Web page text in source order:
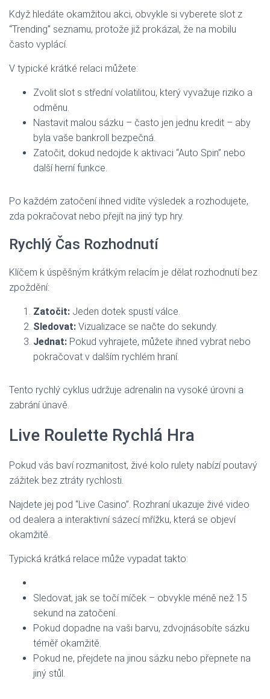
Když hledáte okamžitou akci, obvykle si vyberete slot z
“Trending” seznamu, protože již prokázal, že na mobilu
často vyplácí.
V typické krátké relaci můžete:
Zvolit slot s střední volatilitou, který vyvažuje riziko a
odměnu.
Nastavit malou sázku – často jen jednu kredit – aby
byla vaše bankroll bezpečná.
Zatočit, dokud nedojde k aktivaci “Auto Spin” nebo
další herní funkce.
Po každém zatočení ihned vidíte výsledek a rozhodujete,
zda pokračovat nebo přejít na jiný typ hry.
Rychlý Čas Rozhodnutí
Klíčem k úspěšným krátkým relacím je dělat rozhodnutí bez
zpoždění:
Zatočit: Jeden dotek spustí válce.
Sledovat: Vizualizace se načte do sekundy.
Jednat: Pokud vyhrajete, můžete ihned vybrat nebo
pokračovat v dalším rychlém hraní.
Tento rychlý cyklus udržuje adrenalin na vysoké úrovni a
zabrání únavě.
Live Roulette Rychlá Hra
Pokud vás baví rozmanitost, živé kolo rulety nabízí poutavý
zážitek bez ztráty rychlosti.
Najdete jej pod “Live Casino”. Rozhraní ukazuje živé video
od dealera a interaktivní sázecí mřížku, která se objeví
okamžitě.
Typická krátká relace může vypadat takto:
Sledovat, jak se točí míček – obvykle méně než 15
sekund na zatočení.
Pokud dopadne na vaši barvu, zdvojnásobíte sázku
téměř okamžitě.
Pokud ne, přejdete na jinou sázku nebo přepnete na
jiný stůl.